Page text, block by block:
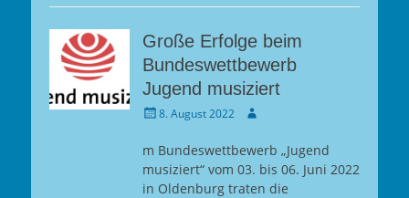
Große Erfolge beim
Bundeswettbewerb
Jugend musiziert
Gepostet
8. August 2022 Autor
m Bundeswettbewerb „Jugend
musiziert“ vom 03. bis 06. Juni 2022
in Oldenburg traten die